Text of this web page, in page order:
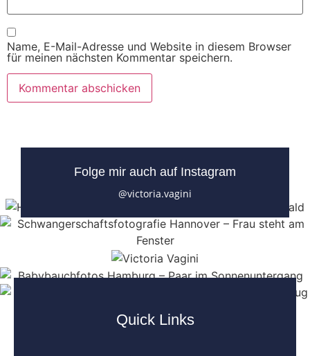
Name, E-Mail-Adresse und Website in diesem Browser
für meinen nächsten Kommentar speichern.
Folge mir auch auf Instagram
@victoria.vagini
Quick Links